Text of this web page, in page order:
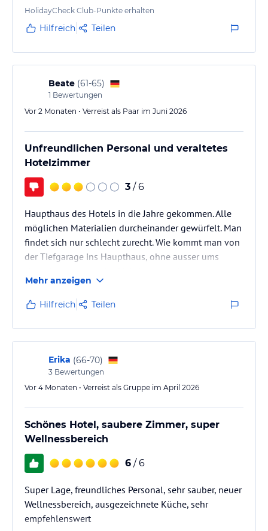
HolidayCheck Club-Punkte erhalten
Hilfreich Teilen
Beate (61-65)
1 Bewertungen
Vor 2 Monaten • Verreist als Paar im Juni 2026
Unfreundlichen Personal und veraltetes
Hotelzimmer
3 / 6
Haupthaus des Hotels in die Jahre gekommen. Alle
möglichen Materialien durcheinander gewürfelt. Man
findet sich nur schlecht zurecht. Wie kommt man von
der Tiefgarage ins Haupthaus, ohne ausser ums
Fahrzeug der hin? Queen sie Bett wirklich 1,60 m
breit? Föhn bereits repariert, kein Shampoo, keine
Körperlotion, keine Klimaanlage. 4 Sterne Hotel?
Mehr anzeigen
Hilfreich Teilen
Erika (66-70)
3 Bewertungen
Vor 4 Monaten • Verreist als Gruppe im April 2026
Schönes Hotel, saubere Zimmer, super
Wellnessbereich
6 / 6
Super Lage, freundliches Personal, sehr sauber, neuer
Wellnessbereich, ausgezeichnete Küche, sehr
empfehlenswert